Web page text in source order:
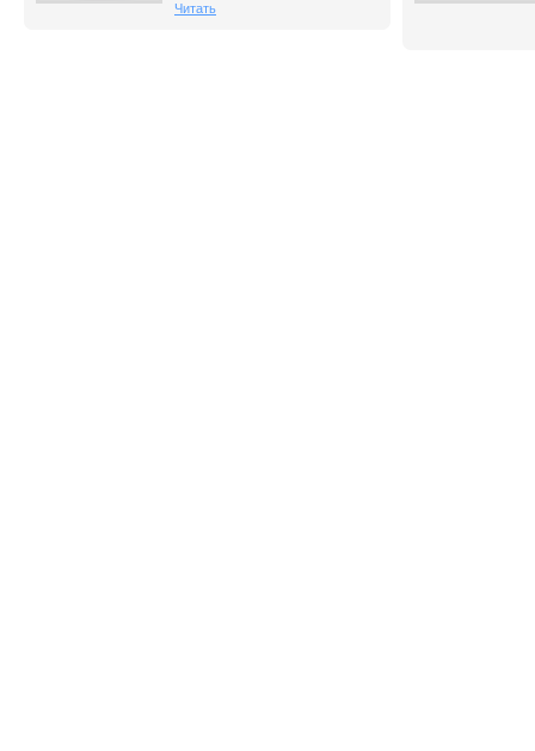
Читать